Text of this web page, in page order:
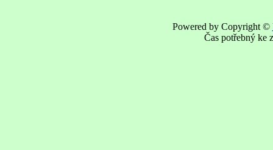
Powered by Copyright ©
Čas potřebný ke